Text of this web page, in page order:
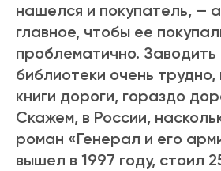
нашелся и покупатель, —
главное, чтобы ее
проблематично. Заводить
библиотеки очень
книги дороги, гораздо
Скажем, в России,
роман «Генерал и его
вышел в 1997 году, стоил